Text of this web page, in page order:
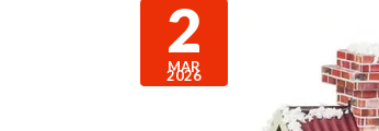
2
MAR
2026